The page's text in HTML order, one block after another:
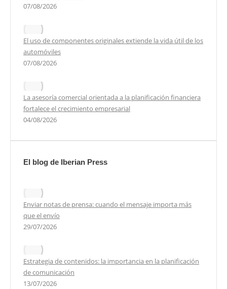
07/08/2026
El uso de componentes originales extiende la vida útil de los
automóviles
07/08/2026
La asesoría comercial orientada a la planificación financiera
fortalece el crecimiento empresarial
04/08/2026
El blog de Iberian Press
Enviar notas de prensa: cuando el mensaje importa más
que el envío
29/07/2026
Estrategia de contenidos: la importancia en la planificación
de comunicación
13/07/2026